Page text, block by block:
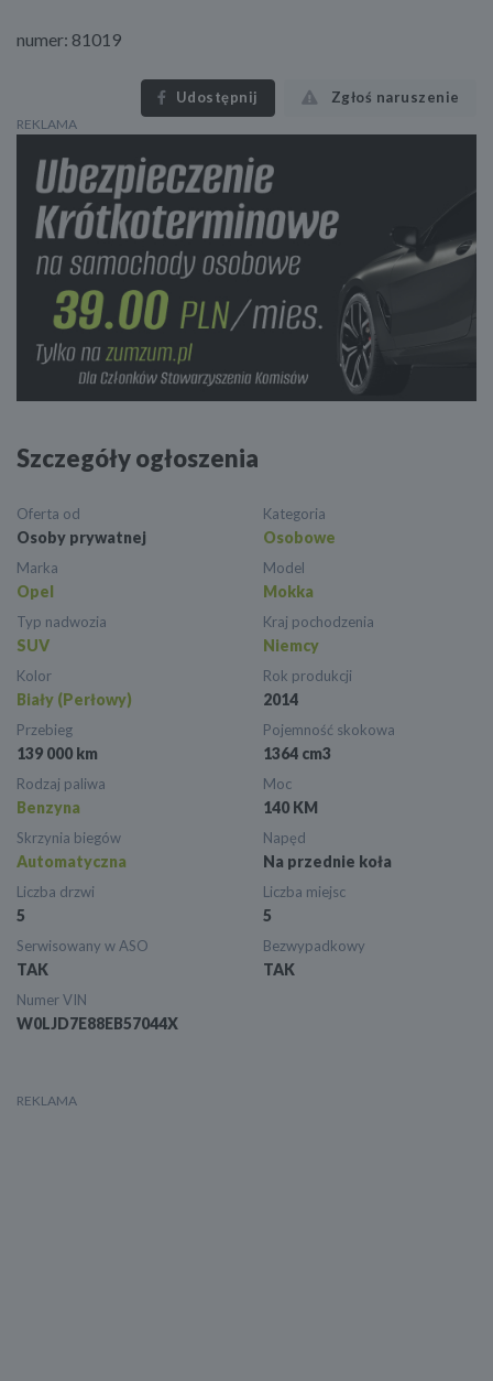
numer: 81019
Udostępnij Zgłoś naruszenie
REKLAMA
Szczegóły ogłoszenia
Oferta od
Osoby prywatnej
Kategoria
Osobowe
Marka
Opel
Model
Mokka
Typ nadwozia
SUV
Kraj pochodzenia
Niemcy
Kolor
Biały (Perłowy)
Rok produkcji
2014
Przebieg
139 000 km
Pojemność skokowa
1364 cm3
Rodzaj paliwa
Benzyna
Moc
140 KM
Skrzynia biegów
Automatyczna
Napęd
Na przednie koła
Liczba drzwi
5
Liczba miejsc
5
Serwisowany w ASO
TAK
Bezwypadkowy
TAK
Numer VIN
W0LJD7E88EB57044X